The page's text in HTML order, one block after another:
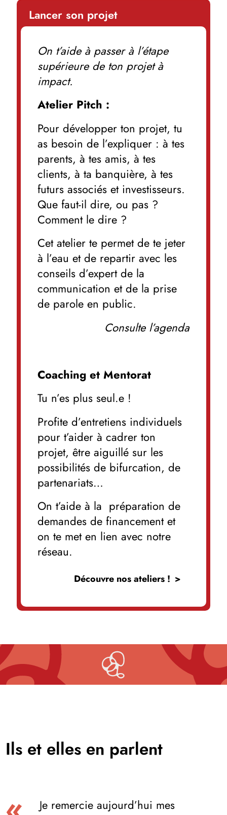
Lancer son projet
On t’aide à passer à l’étape
supérieure de ton projet à
impact.
Atelier Pitch :
Pour développer ton projet, tu
as besoin de l’expliquer : à tes
parents, à tes amis, à tes
clients, à ta banquière, à tes
futurs associés et investisseurs.
Que faut-il dire, ou pas ?
Comment le dire ?
Cet atelier te permet de te jeter
à l’eau et de repartir avec les
conseils d’expert de la
communication et de la prise
de parole en public.
Consulte l’agenda
Coaching et Mentorat
Tu n’es plus seul.e !
Profite d’entretiens individuels
pour t’aider à cadrer ton
projet, être aiguillé sur les
possibilités de bifurcation, de
partenariats…
On t’aide à la préparation de
demandes de financement et
on te met en lien avec notre
réseau.
Découvre nos ateliers !
Ils et elles en parlent
Je remercie aujourd’hui mes